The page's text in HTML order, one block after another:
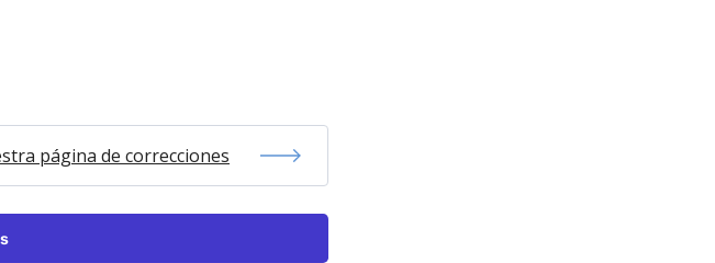
página de correcciones